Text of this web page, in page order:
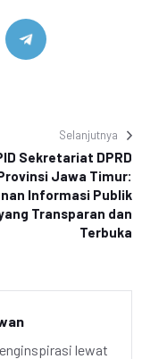
Selanjutnya
Sekretariat DPRD
Jawa Timur:
Informasi Publik
Transparan dan
Terbuka
lewat